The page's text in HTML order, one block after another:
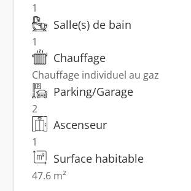
1
Salle(s) de bain
1
Chauffage
Chauffage individuel au gaz
Parking/Garage
2
Ascenseur
1
Surface habitable
47.6 m²